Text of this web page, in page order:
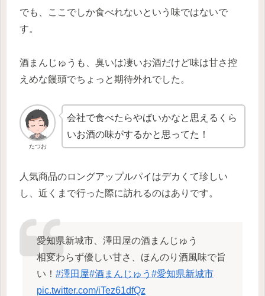
でも、ここでしか食べれないという味ではないで
す。
酒まんじゅうも、臭いは凄いお酒だけど味は甘さ控
えめな饅頭でちょっと期待外れでした。
たつお
会社で食べたらやばいかなと思えるくら
いお酒の味がするかと思ってた！
人気商品のロングアップルパイはデカくて珍しい
し、近くまで行った際に訪れるのはありです。
愛知県新城市、澤田屋の酒まんじゅう
相変わらず優しい甘さ、ほんのり酒風味で旨
い！ #澤田屋#酒まんじゅう #愛知県新城市
pic.twitter.com/iTez61dfQz